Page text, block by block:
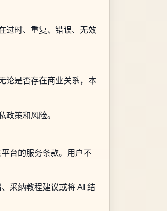
过时、重复、错误、无效
论是否存在商业关系，本
策和风险。
台的服务条款。用户不
采纳教程建议或将 AI 结